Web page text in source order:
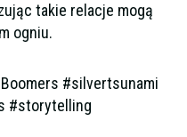
takie relacje mogą
ogniu.
#silvertsunami
#storytelling